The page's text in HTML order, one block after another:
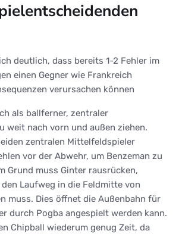
deutlich, dass bereits 1-2 Fehler im
einen Gegner wie Frankreich
verursachen können
als ballferner, zentraler
weit nach vorn und außen ziehen.
zentralen Mittelfeldspieler
vor der Abwehr, um Benzeman zu
Grund muss Ginter rausrücken,
Laufweg in die Feldmitte von
muss. Dies öffnet die Außenbahn für
durch Pogba angespielt werden kann.
Chipball wiederum genug Zeit, da